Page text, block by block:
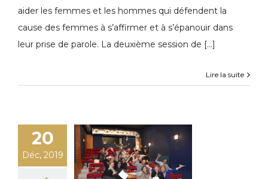
aider les femmes et les hommes qui défendent la
cause des femmes à s’affirmer et à s’épanouir dans
leur prise de parole. La deuxième session de [...]
Lire la suite
20
Déc, 2019